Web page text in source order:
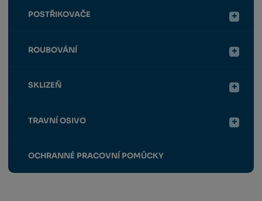
POSTŘIKOVAČE
ROUBOVÁNÍ
SKLIZEŇ
TRAVNÍ OSIVO
OCHRANNÉ PRACOVNÍ POMŮCKY